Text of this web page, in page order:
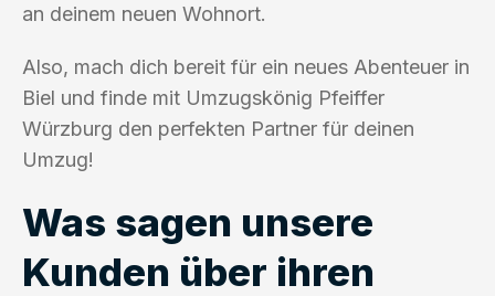
an deinem neuen Wohnort.
Also, mach dich bereit für ein neues Abenteuer in
Biel und finde mit Umzugskönig Pfeiffer
Würzburg den perfekten Partner für deinen
Umzug!
Was sagen unsere
Kunden über ihren